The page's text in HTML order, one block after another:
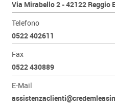
Via Mirabello 2 - 42122 Reggio
Telefono
0522 402611
Fax
0522 430889
E-Mail